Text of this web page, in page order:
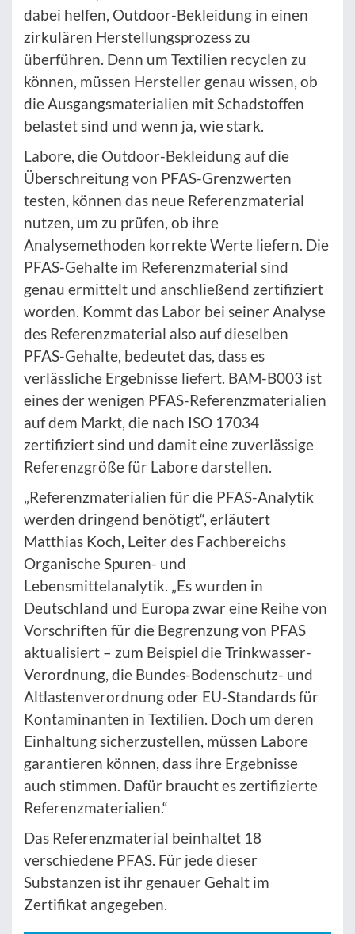
dabei helfen, Outdoor-Bekleidung in einen
zirkulären Herstellungsprozess zu
überführen. Denn um Textilien recyclen zu
können, müssen Hersteller genau wissen, ob
die Ausgangsmaterialien mit Schadstoffen
belastet sind und wenn ja, wie stark.
Labore, die Outdoor-Bekleidung auf die
Überschreitung von PFAS-Grenzwerten
testen, können das neue Referenzmaterial
nutzen, um zu prüfen, ob ihre
Analysemethoden korrekte Werte liefern. Die
PFAS-Gehalte im Referenzmaterial sind
genau ermittelt und anschließend zertifiziert
worden. Kommt das Labor bei seiner Analyse
des Referenzmaterial also auf dieselben
PFAS-Gehalte, bedeutet das, dass es
verlässliche Ergebnisse liefert. BAM-B003 ist
eines der wenigen PFAS-Referenzmaterialien
auf dem Markt, die nach ISO 17034
zertifiziert sind und damit eine zuverlässige
Referenzgröße für Labore darstellen.
„Referenzmaterialien für die PFAS-Analytik
werden dringend benötigt“, erläutert
Matthias Koch, Leiter des Fachbereichs
Organische Spuren- und
Lebensmittelanalytik. „Es wurden in
Deutschland und Europa zwar eine Reihe von
Vorschriften für die Begrenzung von PFAS
aktualisiert – zum Beispiel die Trinkwasser-
Verordnung, die Bundes-Bodenschutz- und
Altlastenverordnung oder EU-Standards für
Kontaminanten in Textilien. Doch um deren
Einhaltung sicherzustellen, müssen Labore
garantieren können, dass ihre Ergebnisse
auch stimmen. Dafür braucht es zertifizierte
Referenzmaterialien.“
Das Referenzmaterial beinhaltet 18
verschiedene PFAS. Für jede dieser
Substanzen ist ihr genauer Gehalt im
Zertifikat angegeben.